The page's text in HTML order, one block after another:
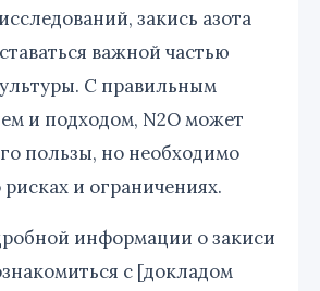
закись азота
важной частью
С правильным
и подходом, N2O может
пользы, но необходимо
и ограничениях.
информации о закиси
с [докладом